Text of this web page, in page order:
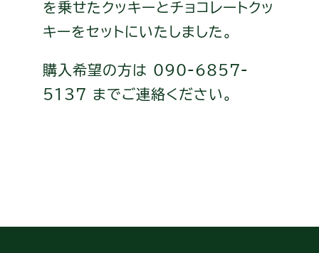
を乗せたクッキーとチョコレートクッ
キーをセットにいたしました。
購入希望の方は 090-6857-
5137 までご連絡ください。